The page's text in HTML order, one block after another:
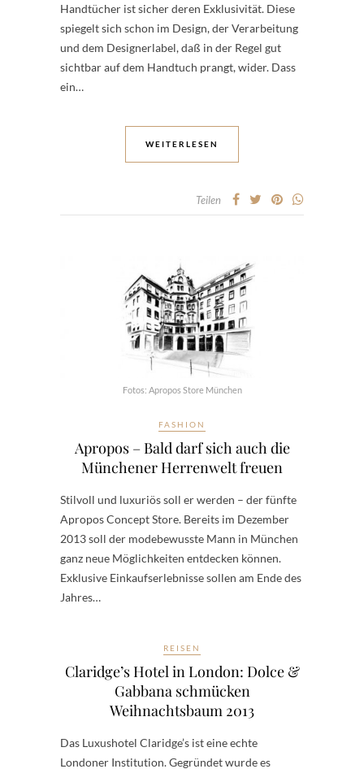
Handtücher ist sicher deren Exklusivität. Diese
spiegelt sich schon im Design, der Verarbeitung
und dem Designerlabel, daß in der Regel gut
sichtbar auf dem Handtuch prangt, wider. Dass
ein…
WEITERLESEN
Teilen
Fotos: Apropos Store München
FASHION
Apropos – Bald darf sich auch die
Münchener Herrenwelt freuen
Stilvoll und luxuriös soll er werden – der fünfte
Apropos Concept Store. Bereits im Dezember
2013 soll der modebewusste Mann in München
ganz neue Möglichkeiten entdecken können.
Exklusive Einkaufserlebnisse sollen am Ende des
Jahres…
REISEN
Claridge’s Hotel in London: Dolce &
Gabbana schmücken
Weihnachtsbaum 2013
Das Luxushotel Claridge’s ist eine echte
Londoner Institution. Gegründet wurde es